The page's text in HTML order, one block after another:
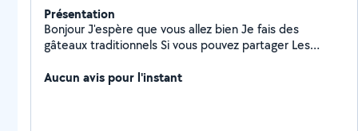
Présentation
Bonjour J'espère que vous allez bien Je fais des
gâteaux traditionnels Si vous pouvez partager Les
chocolat confitures etc 1,5 exemple sablé Na9ach Les
Aucun avis pour l'instant